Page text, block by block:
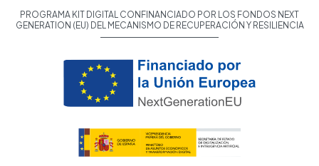
PROGRAMA KIT DIGITAL CONFINANCIADO POR LOS FONDOS NEXT
GENERATION (EU) DEL MECANISMO DE RECUPERACIÓN Y RESILIENCIA